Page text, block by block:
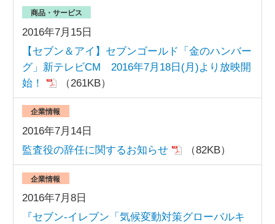
2016年7月15日
商品・サービス
【セブン＆アイ】セブンゴールド「金のハンバー
グ」新テレビCM 2016年7月18日(月)より放映開
始！
（261KB）
2016年7月14日
企業情報
監査役の辞任に関するお知らせ （82KB）
2016年7月8日
企業情報
『セブン‐イレブン「気候変動対策グローバルキ